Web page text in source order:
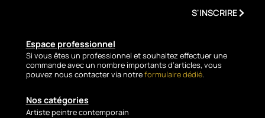
S'INSCRIRE
Nos catégories
Artiste peintre contemporain
Espace professionnel
Si vous êtes un professionnel et souhaitez effectuer une
commande avec un nombre importants d’articles, vous
pouvez nous contacter via notreformulaire dédié.